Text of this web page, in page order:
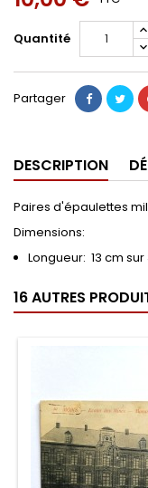
Quantité
Partager
DESCRIPTION
Paires d'épaulettes
Dimensions:
Longueur: 13 cm sur
16 AUTRES